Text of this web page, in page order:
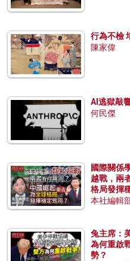
行為不檢
陳家偉
AI逃獄敲
何民傑
國際關係
越戰，兩
格局發揮
本社編輯
兔主席：
為何重啟
勢？